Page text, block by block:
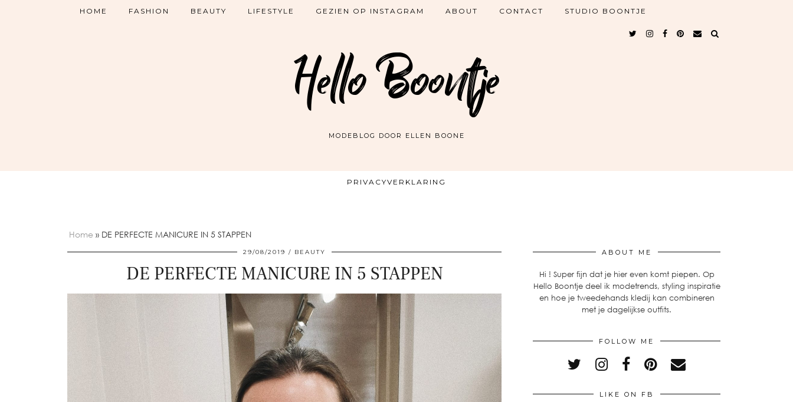
Hello Boontje
MODEBLOG DOOR ELLEN BOONE
HOME FASHION BEAUTY LIFESTYLE GEZIEN OP INSTAGRAM ABOUT CONTACT STUDIO BOONTJE
PRIVACYVERKLARING
Home » DE PERFECTE MANICURE IN 5 STAPPEN
29/08/2019 BEAUTY
DE PERFECTE MANICURE IN 5 STAPPEN
ABOUT ME
Hi ! Super fijn dat je hier even komt piepen. Op
Hello Boontje deel ik modetrends, styling inspiratie
en hoe je tweedehands kledij kan combineren
met je dagelijkse outfits.
FOLLOW ME
LIKE ON FB